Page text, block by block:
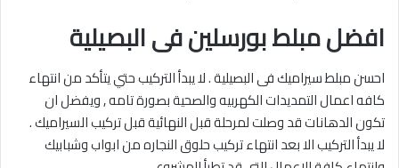
افضل مبلط بورسلين فى البصيلية
احسن مبلط سيراميك فى البصيلية . لا يبدأ التركيب حتي يتأكد من انتهاء
كافه اعمال التمديدات الكهربيه والصحية بصورة تامه , ويفضل ان
تكون الدهانات قد وصلت لمرحلة قبل النهائية قبل تركيب السيراميك .
لا يبدأ التركيب الا بعد انتهاء تركيب حلوق النجاره من ابواب وشبابيك